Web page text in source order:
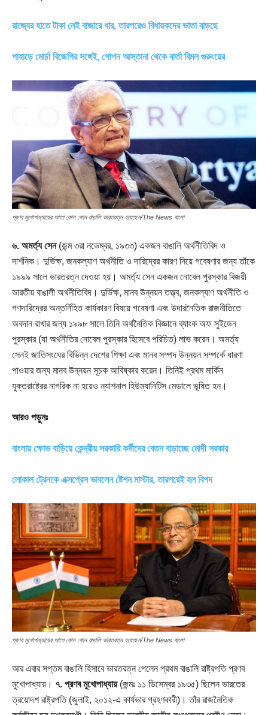
রাজ্যের হাতে টাকা নেই বাজারে ধার, তারপরেও বিধায়কদের ভাতা বাড়ছে
পাহাড়ে মোর্চা বিজেপির সঙ্গেই, গোপন আস্তানা থেকে বার্তা বিমল গুরুংয়ের
প্রণব মুখোপাধ্যায়ের আগে কোন কোন বাঙালি ভারতরত্ন হয়েছেন/The News বাংলা
৬. অমর্ত্য সেন (জন্ম ৩রা নভেম্বর, ১৯৩৩) একজন বাঙালি অর্থনীতিবিদ ও
দার্শনিক। দুর্ভিক্ষ, জনকল্যাণ অর্থনীতি ও দারিদ্রের কারণ নিয়ে গবেষণার জন্য তাঁকে
১৯৯৯ সালে ভারতরত্ন দেওয়া হয়। অমর্ত্য সেন একজন নোবেল পুরস্কার বিজয়ী
ভারতীয় বাঙালী অর্থনীতিবিদ। দুর্ভিক্ষ, মানব উন্নয়ন তত্ত্ব, জনকল্যাণ অর্থনীতি ও
গণদারিদ্রের অন্তর্নিহিত কার্যকারণ বিষয়ে গবেষণা এবং উদারনৈতিক রাজনীতিতে
অবদান রাখার জন্য ১৯৯৮ সালে তিনি অর্থনৈতিক বিজ্ঞানে ব্যাংক অফ সুইডেন
পুরস্কার (যা অর্থনীতির নোবেল পুরস্কার হিসেবে পরিচিত) লাভ করেন। অমর্ত্য
সেনই জাতিসংঘের বিভিন্ন দেশের শিক্ষা এবং মানব সম্পদ উন্নয়ন সম্পর্কে ধারণা
পাওয়ার জন্য মানব উন্নয়ন সূচক আবিষ্কার করেন। তিনিই প্রথম মার্কিন
যুক্তরাষ্ট্রের নাগরিক না হয়েও ন্যাশনাল হিউম্যানিটিস মেডালে ভূষিত হন।
আরও পড়ুনঃ
বাংলায় ক্ষোভ বাড়িয়ে কেন্দ্রীয় সরকারি কর্মীদের বেতন বাড়াচ্ছে মোদী সরকার
লোকাল ট্রেনকে এক্সপ্রেস ভাবলেন ষ্টেশন মাস্টার, তারপরেই হল বিপদ
প্রণব মুখোপাধ্যায়ের আগে কোন কোন বাঙালি ভারতরত্ন হয়েছেন/The News বাংলা
আর এবার সপ্তম বাঙালি হিসাবে ভারতরত্ন পেলেন প্রথম বাঙালি রাষ্ট্রপতি প্রণব
মুখোপাধ্যায়। ৭. প্রণব মুখোপাধ্যায় (জন্মঃ ১১ ডিসেম্বর ১৯৩৫) ছিলেন ভারতের
ত্রয়োদশ রাষ্ট্রপতি (জুলাই, ২০১২-এ কার্যভার গ্রহণকারী)। তাঁর রাজনৈতিক